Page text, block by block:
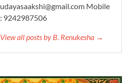
udayasaakshi@gmail.com Mobile
: 9242987506
View all posts by B. Renukesha →